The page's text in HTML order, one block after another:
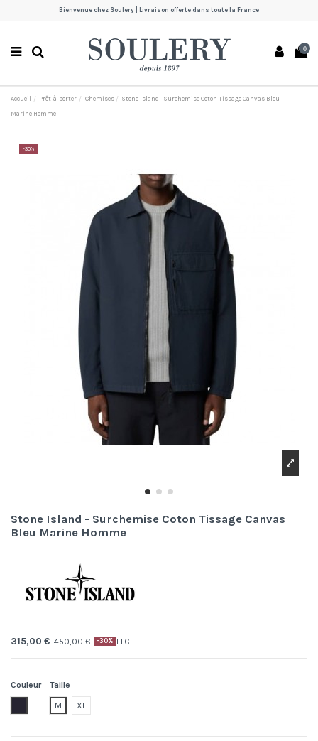
Bienvenue chez Soulery | Livraison offerte dans toute la France
0
Accueil Prêt-à-porter Chemises Stone Island - Surchemise Coton Tissage Canvas Bleu
Marine Homme
-30%
Stone Island - Surchemise Coton Tissage Canvas
Bleu Marine Homme
315,00 € 450,00 € -30% TTC
Couleur
V0020.navy blue
Taille
M XL